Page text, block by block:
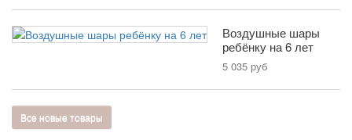
Воздушные шары
ребёнку на 6 лет
5 035 руб
Все новые товары